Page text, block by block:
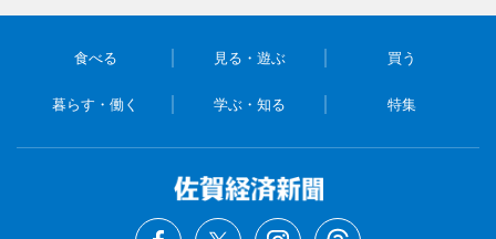
食べる 見る・遊ぶ 買う
暮らす・働く 学ぶ・知る 特集